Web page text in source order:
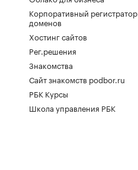
Корпоративный регистратор
доменов
Хостинг сайтов
Рег.решения
Знакомства
Сайт знакомств podbor.ru
РБК Курсы
Школа управления РБК